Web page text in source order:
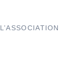
L’ASSOCIATION